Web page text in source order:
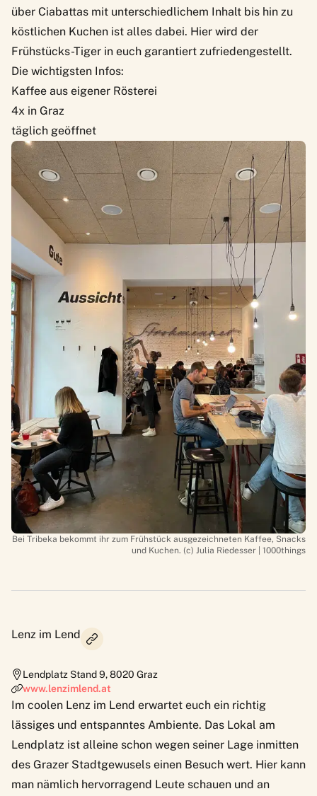
über Ciabattas mit unterschiedlichem Inhalt bis hin zu
köstlichen Kuchen ist alles dabei. Hier wird der
Frühstücks-Tiger in euch garantiert zufriedengestellt.
Die wichtigsten Infos:
Kaffee aus eigener Rösterei
4x in Graz
täglich geöffnet
Bei Tribeka bekommt ihr zum Frühstück ausgezeichneten Kaffee, Snacks
und Kuchen. (c) Julia Riedesser | 1000things
Lenz im Lend
Lendplatz Stand 9,8020 Graz
www.lenzimlend.at
Im coolen Lenz im Lend erwartet euch ein richtig
lässiges und entspanntes Ambiente. Das Lokal am
Lendplatz ist alleine schon wegen seiner Lage inmitten
des Grazer Stadtgewusels einen Besuch wert. Hier kann
man nämlich hervorragend Leute schauen und an